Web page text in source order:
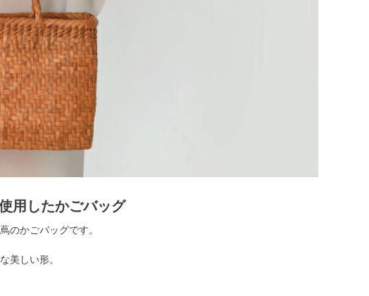
用したかごバッグ
のかごバッグです。
美しい形。